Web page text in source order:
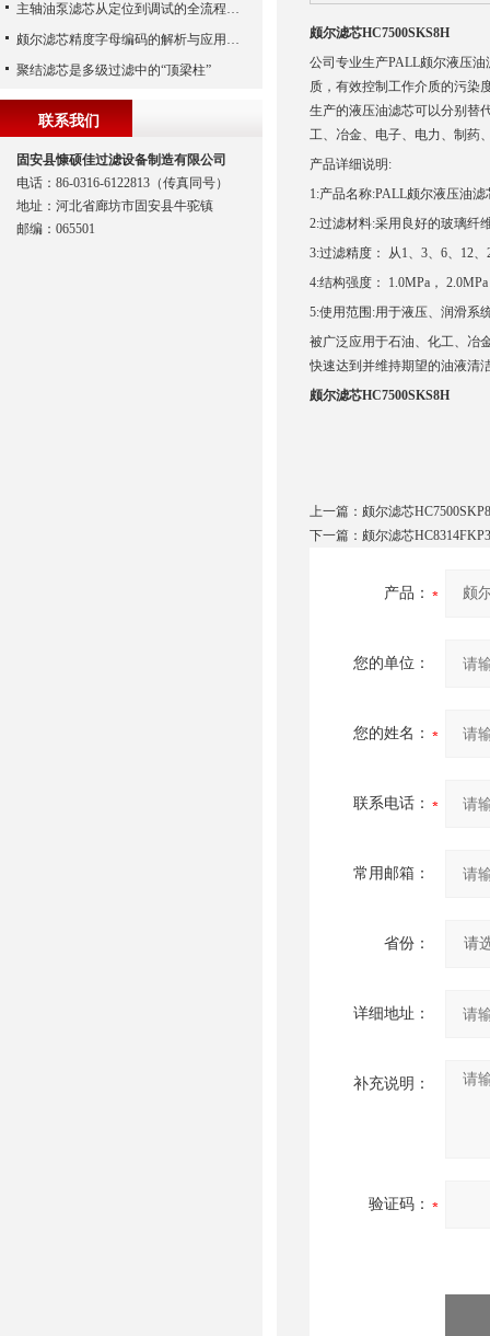
颇尔滤芯HC7500SKS8H
公司专业生产PALL颇尔液压油
质，有效控制工作介质的污染
生产的液压油滤芯可以分别替
工、冶金、电子、电力、制药
产品详细说明:
1:产品名称:PALL颇尔液压油滤
2:过滤材料:采用良好的玻璃纤
3:过滤精度： 从1、3、6、12
4:结构强度： 1.0MPa，
5:使用范围:用于液压、润滑系
被广泛应用于石油、化工、冶
快速达到并维持期望的油液清
颇尔滤芯HC7500SKS8H
上一篇： 颇尔滤芯
下一篇： 颇尔滤芯
产品：
您的单位：
您的姓名：
联系电话：
常用邮箱：
省份：
详细地址：
补充说明：
验证码：
主轴油泵滤芯从定位到调试的全流程解析
颇尔滤芯精度字母编码的解析与应用指南
聚结滤芯是多级过滤中的“顶梁柱”
联系我们
固安县慷硕佳过滤设备制造有限公司
电话：86-0316-6122813（传真同号）
地址：河北省廊坊市固安县牛驼镇
邮编：065501